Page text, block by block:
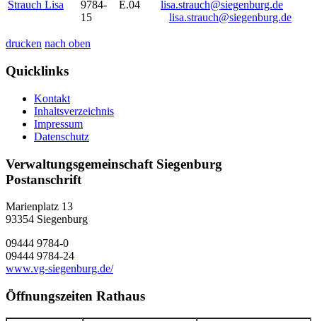
Strauch Lisa
9784-
15
E.04
lisa.strauch@siegenburg.de
drucken nach oben
Quicklinks
Kontakt
Inhaltsverzeichnis
Impressum
Datenschutz
Verwaltungsgemeinschaft Siegenburg
Postanschrift
Marienplatz 13
93354 Siegenburg
09444 9784-0
09444 9784-24
www.vg-siegenburg.de/
Öffnungszeiten Rathaus